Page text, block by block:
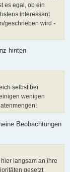
es egal, ob ein
interessant
geschrieben wird -
hinten
selbst bei
wenigen
Beobachtungen
langsam an ihre
gesetzt